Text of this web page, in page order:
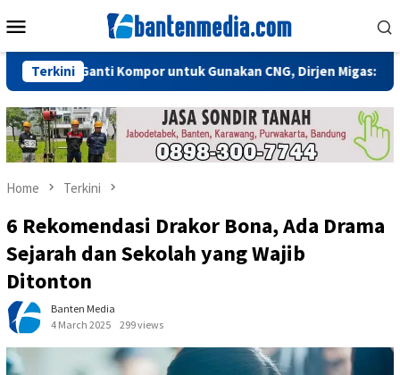
to
Menu
Terkini
Ganti Kompor untuk Gunakan CNG, Dirjen Migas: Cukup Plug
Home Terkini
6 Rekomendasi Drakor Bona, Ada Drama
Sejarah dan Sekolah yang Wajib
Ditonton
Banten Media
4 March 2025
299 views